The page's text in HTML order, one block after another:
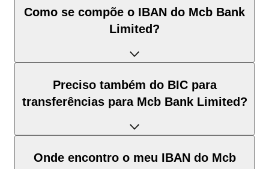
Como se compõe o IBAN do Mcb Bank
Limited?
composto por três elementos:
Código de país (posição 1–2): Paquistão identifica
Preciso também do BIC para
transferências para Mcb Bank Limited?
Onde encontro o meu IBAN do Mcb